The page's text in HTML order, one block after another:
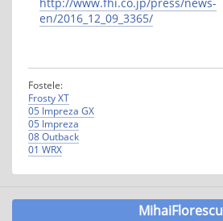
en/2016_12_09_3365/
Fostele:
Frosty XT
05 Impreza GX
05 Impreza
08 Outback
01 WRX
MihaiFlorescu